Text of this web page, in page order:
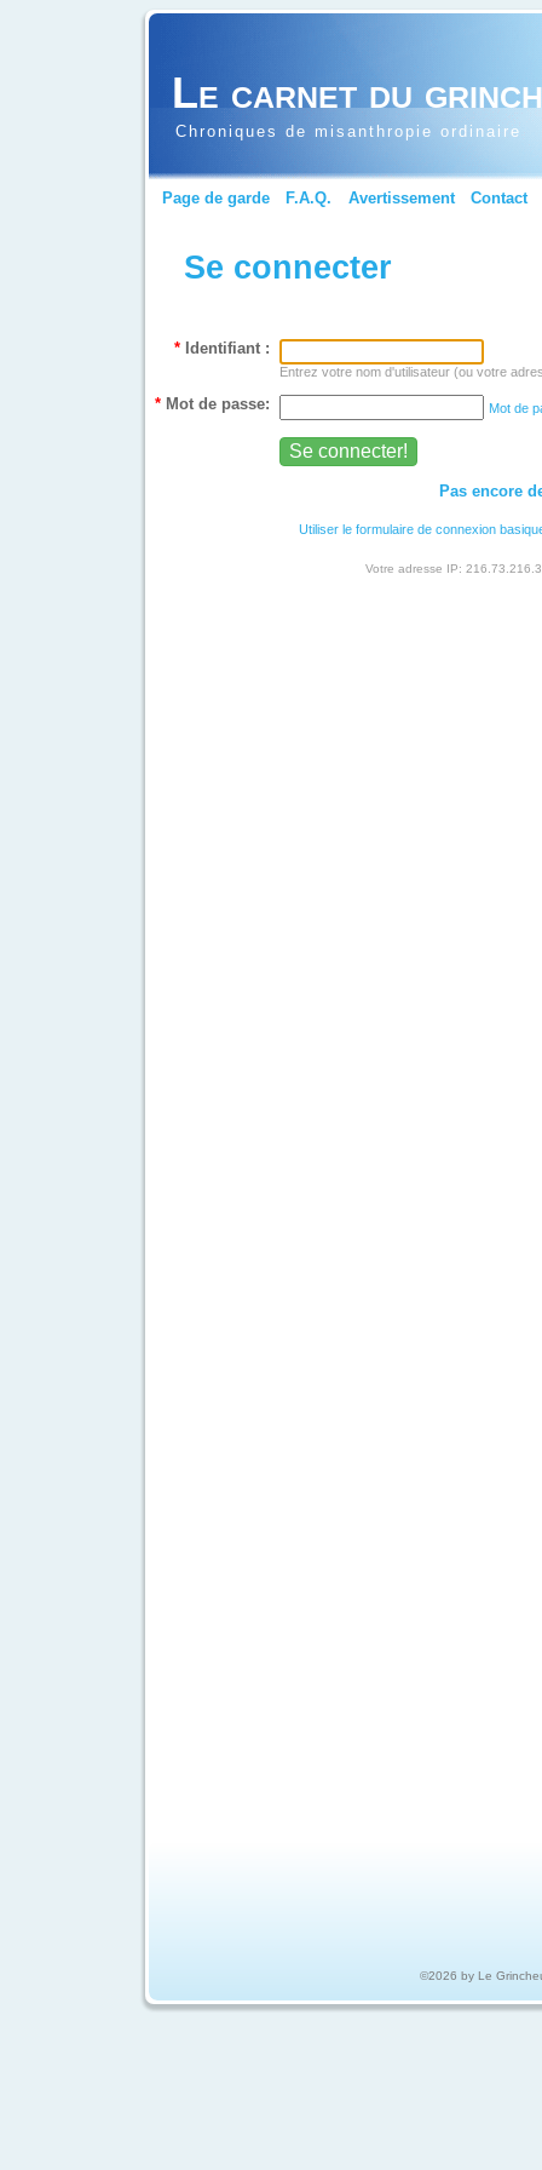
Le carnet du
Chroniques de misanthropie ordinaire
Page de garde F.A.Q. Avertissement Contact
Se connecter
* Identifiant :
Entrez votre nom d'utilisateur (ou votre
* Mot de passe: Mot de
Pas encore
Utiliser le formulaire de connexion
Votre adresse IP:
©2026 by Le